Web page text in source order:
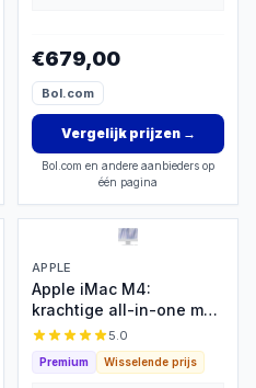
€679,00
Bol.com
Vergelijk prijzen→
Bol.com en andere aanbieders op
één pagina
APPLE
Apple iMac M4:
krachtige all-in-one met
briljant 4K scherm
5.0
Premium Wisselende prijs